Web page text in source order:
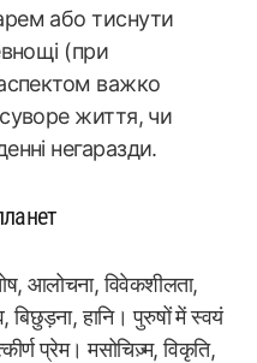
або тиснути
(при
важко
життя, чи
негаразди.
आलोचना, विवेकशीलता,
बिछुड़ना, हानि। पुरुषों में स्वयं
प्रेम। मसोचिज़्म, विकृति,